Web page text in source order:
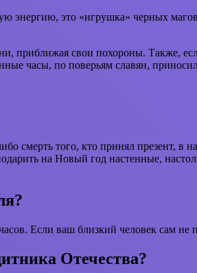
энергию, это «игрушка» черных
приближая свои похороны. Также,
часы, по поверьям славян,
смерть того, кто принял презент,
на Новый год настенные,
Если ваш близкий человек сам
Отечества?